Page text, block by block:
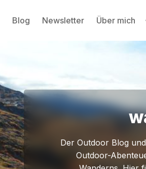
Blog Newsletter Über mich
Bitte
Der Outdoor Blog
Outdoor-